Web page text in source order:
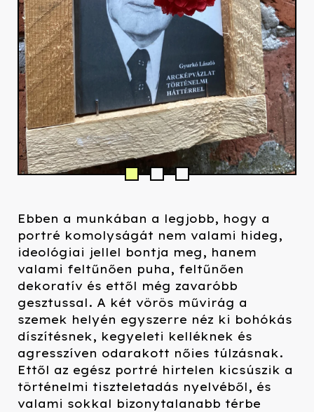
Ebben a munkában a legjobb, hogy a
portré komolyságát nem valami hideg,
ideológiai jellel bontja meg, hanem
valami feltűnően puha, feltűnően
dekoratív és ettől még zavaróbb
gesztussal. A két vörös művirág a
szemek helyén egyszerre néz ki bohókás
díszítésnek, kegyeleti kelléknek és
agresszíven odarakott nőies túlzásnak.
Ettől az egész portré hirtelen kicsúszik a
történelmi tiszteletadás nyelvéből, és
valami sokkal bizonytalanabb térbe